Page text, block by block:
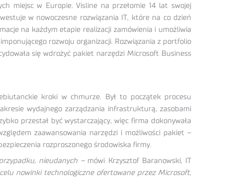
miejsc w Europie. Visline na przełomie 14 lat swojej
w nowoczesne rozwiązania IT, które na co dzień
na każdym etapie realizacji zamówienia i umożliwia
rozwoju organizacji. Rozwiązania z portfolio
się wdrożyć pakiet narzędzi Microsoft Business
kroki w chmurze. Był to początek procesu
wydajnego zarządzania infrastrukturą, zasobami
przestał być wystarczający, więc firma dokonywała
zaawansowania narzędzi i możliwości pakiet –
rozproszonego środowiska firmy.
nieudanych –mówi Krzysztof Baranowski, IT
nowinki technologiczne ofertowane przez Microsoft,